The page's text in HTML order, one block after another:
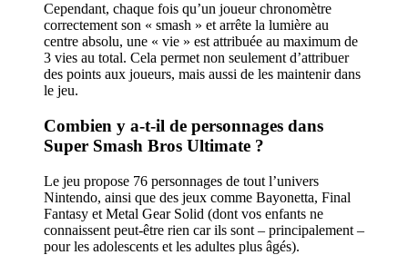
Cependant, chaque fois qu’un joueur chronomètre
correctement son « smash » et arrête la lumière au
centre absolu, une « vie » est attribuée au maximum de
3 vies au total. Cela permet non seulement d’attribuer
des points aux joueurs, mais aussi de les maintenir dans
le jeu.
Combien y a-t-il de personnages dans
Super Smash Bros Ultimate ?
Le jeu propose 76 personnages de tout l’univers
Nintendo, ainsi que des jeux comme Bayonetta, Final
Fantasy et Metal Gear Solid (dont vos enfants ne
connaissent peut-être rien car ils sont – principalement –
​​pour les adolescents et les adultes plus âgés).